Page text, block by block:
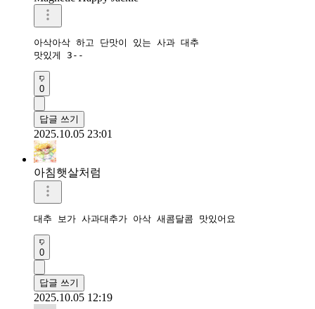
아삭아삭 하고 단맛이 있는 사과 대추
맛있게 3--
0
답글 쓰기
2025.10.05 23:01
아침햇살처럼
대추 보가 사과대추가 아삭 새콤달콤 맛있어요
0
답글 쓰기
2025.10.05 12:19